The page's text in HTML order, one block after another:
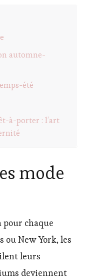
automne-
été
à-porter : l’art
mode
chaque
ou New York, les
leurs
deviennent